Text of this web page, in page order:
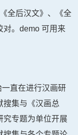
全后汉文》、《全
对。demo 可用来
直在进行汉画研
搜集与《汉画总
究专题为单位开展